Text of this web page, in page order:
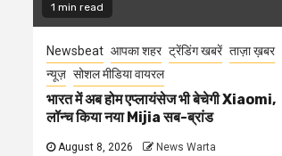
1 min read
Newsbeat आपका शहर ट्रेंडिंग खबरें ताज़ा ख़बर
न्यूज़ सोशल मीडिया वायरल
भारत में अब होम एप्लायंसेज भी बेचेगी Xiaomi,
लॉन्च किया नया Mijia सब-ब्रांड
August 8, 2026 News Warta